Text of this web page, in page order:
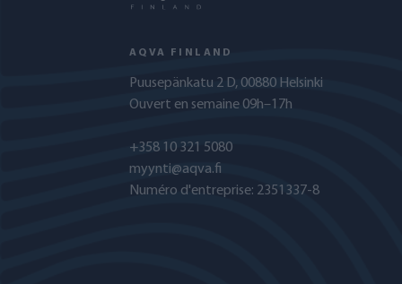
AQVA FINLAND
Puusepänkatu 2 D, 00880 Helsinki
Ouvert en semaine 09h–17h
+358 10 321 5080
myynti@aqva.fi
Numéro d'entreprise: 2351337-8